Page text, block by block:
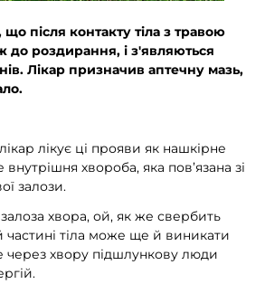
після контакту тіла з травою
до роздирання, і з'являються
Лікар призначив аптечну мазь,
лікує ці прояви як нашкірне
хвороба, яка пов’язана зі
залози.
хвора, ой, як же свербить
частині тіла може ще й виникати
через хвору підшлункову люди